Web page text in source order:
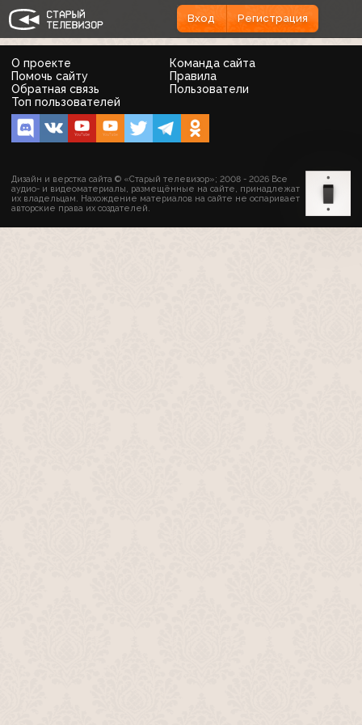
Вход Регистрация
О проекте
Команда сайта
Помочь сайту
Правила
Обратная связь
Пользователи
Топ пользователей
Дизайн и верстка сайта © «Старый телевизор»; 2008 - 2026 Все
аудио- и видеоматериалы, размещённые на сайте, принадлежат
их владельцам. Нахождение материалов на сайте не оспаривает
авторские права их создателей.